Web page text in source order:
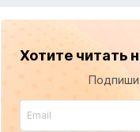
Хотите читать